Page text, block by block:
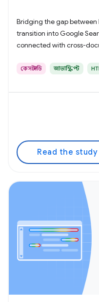
Bridging the gap between
transition into Google
connected with cross-
কেস স্টাডি জাভাস্ক্রিপ্ট
Read the study